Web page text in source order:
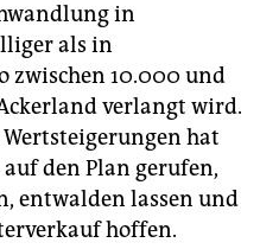
in
als in
zwischen 10.000 und
verlangt wird.
hat
den Plan gerufen,
entwalden lassen und
hoffen.